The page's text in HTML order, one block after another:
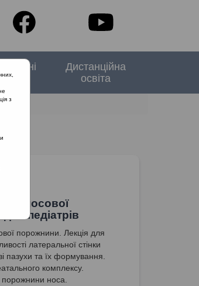
Дистанційна
освіта
носової
педіатрів
порожнини. Лекція для
латеральної стінки
пазухи та їх формування.
комплексу.
порожнини носа.
з